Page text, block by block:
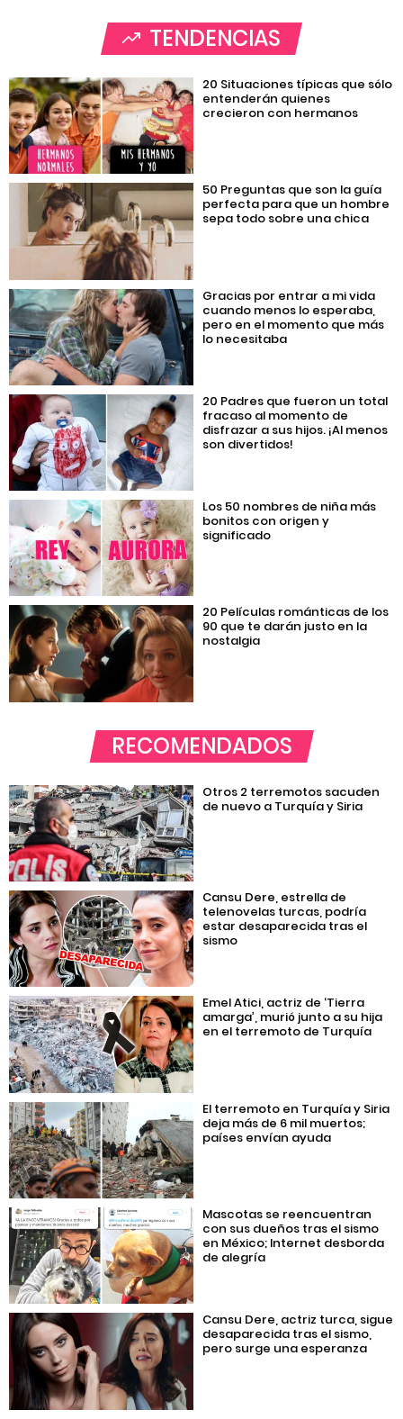
TENDENCIAS
20 Situaciones típicas que sólo
entenderán quienes
crecieron con hermanos
50 Preguntas que son la guía
perfecta para que un hombre
sepa todo sobre una chica
Gracias por entrar a mi vida
cuando menos lo esperaba,
pero en el momento que más
lo necesitaba
20 Padres que fueron un total
fracaso al momento de
disfrazar a sus hijos. ¡Al menos
son divertidos!
Los 50 nombres de niña más
bonitos con origen y
significado
20 Películas románticas de los
90 que te darán justo en la
nostalgia
RECOMENDADOS
Otros 2 terremotos sacuden
de nuevo a Turquía y Siria
Cansu Dere, estrella de
telenovelas turcas, podría
estar desaparecida tras el
sismo
Emel Atici, actriz de ‘Tierra
amarga’, murió junto a su hija
en el terremoto de Turquía
El terremoto en Turquía y Siria
deja más de 6 mil muertos;
países envían ayuda
Mascotas se reencuentran
con sus dueños tras el sismo
en México; Internet desborda
de alegría
Cansu Dere, actriz turca, sigue
desaparecida tras el sismo,
pero surge una esperanza